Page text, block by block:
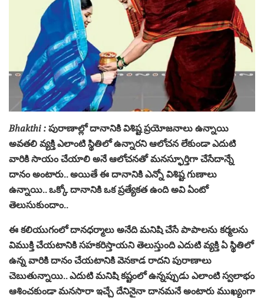
Bhakthi :పురాణాల్లో దానానికి విశిష్ట ప్రయోజనాలు ఉన్నాయి
అవతలి వ్యక్తి ఎలాంటి స్థితిలో ఉన్నారని ఆలోచన లేకుండా ఎదుటి
వారికి సాయం చేయాలి అనే ఆలోచనతో మనస్ఫూర్తిగా చేసేదాన్నే
దానం అంటారు.. అయితే ఈ దానానికి ఎన్నో విశిష్ట గుణాలు
ఉన్నాయి.. ఒక్కో దానానికి ఒక ప్రత్యేకత ఉంది అవి ఏంటో
తెలుసుకుందాం..
ఈ కలియుగంలో దానధర్మాలు అనేది మనిషి చేసే పాపాలను కర్మలను
విముక్తి చేయటానికి సహకరిస్తాయని తెలుస్తుంది ఎదుటి వ్యక్తి ఏ స్థితిలో
ఉన్న వారికి దానం చేయటానికి వెనకాడ రాదని పురాణాలు
చెబుతున్నాయి.. ఎదుటి మనిషి కష్టంలో ఉన్నప్పుడు ఎలాంటి స్వలాభం
ఆశించకుండా మనసారా ఇచ్చే దేనినైనా దానమనే అంటారు ముఖ్యంగా